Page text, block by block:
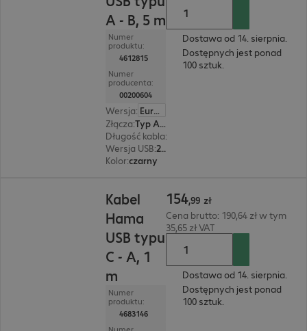
A - B, 5 m
Numer
produktu:
4612815
Numer
producenta:
00200604
Wersja:
Europa
Złącza:
Typ A | Typ B
Długość kabla:
Wersja USB: 2.0
Kolor:czarny
Dostawa od 14. sierpnia.
Dostępnych jest ponad
100 sztuk.
Kabel
Hama
USB typu
C - A, 1
m
Numer
produktu:
4683146
154,99 zł
Cena brutto: 190,64 zł w tym
35,65 zł VAT
Dostawa od 14. sierpnia.
Dostępnych jest ponad
100 sztuk.